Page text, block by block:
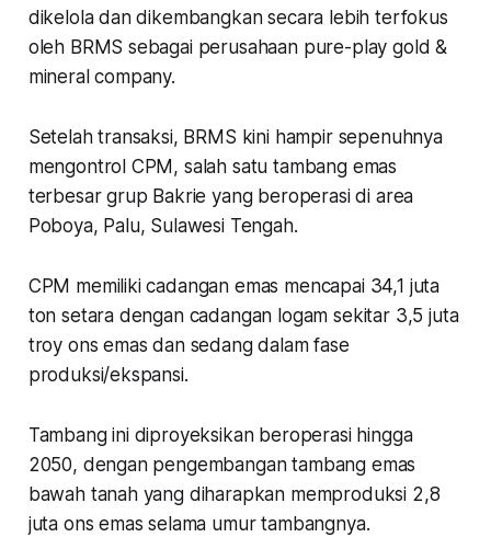
dikelola dan dikembangkan secara lebih terfokus
oleh BRMS sebagai perusahaan pure-play gold &
mineral company.
Setelah transaksi, BRMS kini hampir sepenuhnya
mengontrol CPM, salah satu tambang emas
terbesar grup Bakrie yang beroperasi di area
Poboya, Palu, Sulawesi Tengah.
CPM memiliki cadangan emas mencapai 34,1 juta
ton setara dengan cadangan logam sekitar 3,5 juta
troy ons emas dan sedang dalam fase
produksi/ekspansi.
Tambang ini diproyeksikan beroperasi hingga
2050, dengan pengembangan tambang emas
bawah tanah yang diharapkan memproduksi 2,8
juta ons emas selama umur tambangnya.